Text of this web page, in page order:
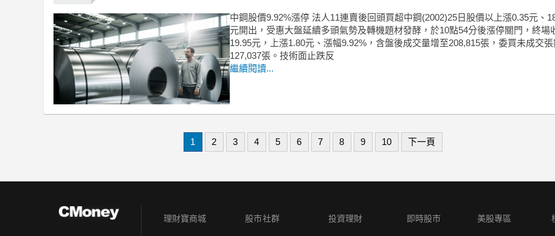
中鋼股價9.92%漲停 法人11連賣後回頭買超中鋼(2002)25日股價以上漲0.35元、
元開出，受惠大盤延續多頭氣勢及轉機題材發酵，於10點54分後漲停關門，終場
19.95元，上漲1.80元、漲幅9.92%，含盤後成交量增至208,815張，委買未成交張
127,037張。技術面止跌反
繼續閱讀...
1 2 3 4 5 6 7 8 9 10 下一頁
理財寶商城 股市社群 投資理財 即時股市 美股專區